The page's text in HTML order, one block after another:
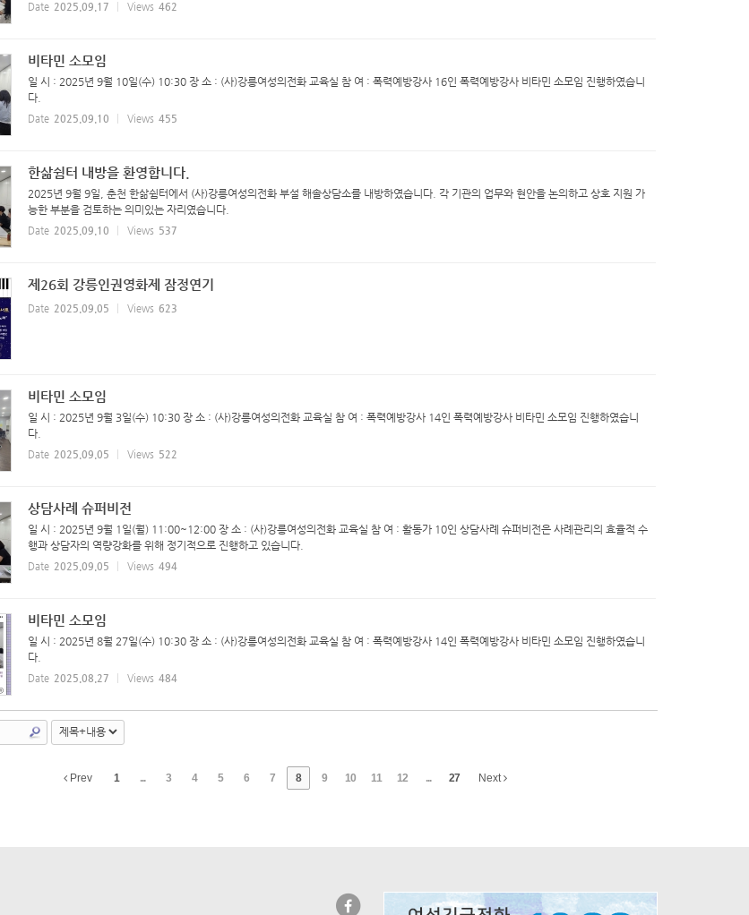
Date 2025.09.17 Views 462
비타민 소모임
일 시 : 2025년 9월 10일(수) 10:30 장 소 : (사)강릉여성의전화 교육실 참 여 : 폭력예방강사 16인 폭력예방강사 비타민 소모임 진행하였습니
다.
Date 2025.09.10 Views 455
한삶쉼터 내방을 환영합니다.
2025년 9월 9일, 춘천 한삶쉼터에서 (사)강릉여성의전화 부설 해솔상담소를 내방하였습니다. 각 기관의 업무와 현안을 논의하고 상호 지원 가
능한 부분을 검토하는 의미있는 자리였습니다.
Date 2025.09.10 Views 537
제26회 강릉인권영화제 잠정연기
Date 2025.09.05 Views 623
비타민 소모임
일 시 : 2025년 9월 3일(수) 10:30 장 소 : (사)강릉여성의전화 교육실 참 여 : 폭력예방강사 14인 폭력예방강사 비타민 소모임 진행하였습니
다.
Date 2025.09.05 Views 522
상담사례 슈퍼비전
일 시 : 2025년 9월 1일(월) 11:00~12:00 장 소 : (사)강릉여성의전화 교육실 참 여 : 활동가 10인 상담사례 슈퍼비전은 사례관리의 효율적 수
행과 상담자의 역량강화를 위해 정기적으로 진행하고 있습니다.
Date 2025.09.05 Views 494
비타민 소모임
일 시 : 2025년 8월 27일(수) 10:30 장 소 : (사)강릉여성의전화 교육실 참 여 : 폭력예방강사 14인 폭력예방강사 비타민 소모임 진행하였습니
다.
Date 2025.08.27 Views 484
Prev 1 ... 3 4 5 6 7 8 9 10 11 12 ... 27 Next